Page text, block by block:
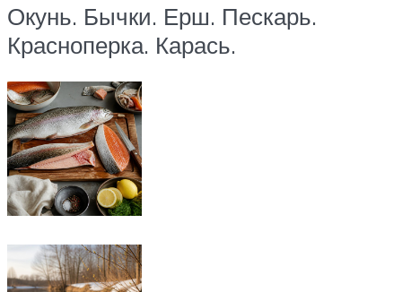
Окунь. Бычки. Ерш. Пескарь.
Красноперка. Карась.